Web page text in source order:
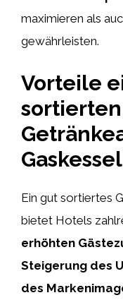
maximieren als
gewährleisten.
Vorteile
sortierten
Ein gut sortiertes
bietet Hotels
erhöhten
Steigerung des
des